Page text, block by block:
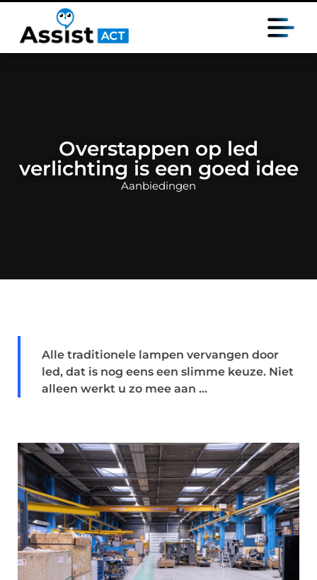
Overstappen op led
verlichting is een goed idee
Aanbiedingen
Alle traditionele lampen vervangen door
led, dat is nog eens een slimme keuze. Niet
alleen werkt u zo mee aan ...